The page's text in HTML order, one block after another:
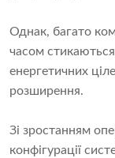
Однак, багато
часом
енергетичних
розширення.
Зі зростанням
конфігурації